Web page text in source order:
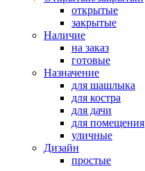
открытые
закрытые
Наличие
на заказ
готовые
Назначение
для шашлыка
для костра
для дачи
для помещения
уличные
Дизайн
простые